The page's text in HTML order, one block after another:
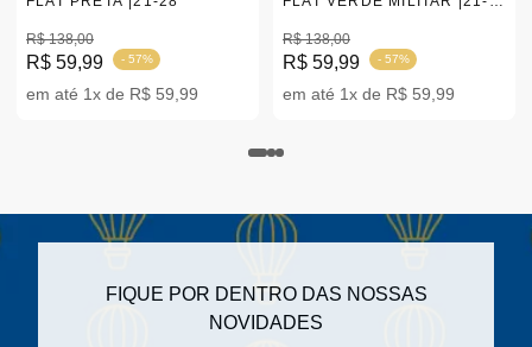
R$ 138,00
R$ 59,99 - 57%
em até 1x de R$ 59,99
R$ 138,00
R$ 59,99 - 57%
em até 1x de R$ 59,99
FIQUE POR DENTRO DAS NOSSAS
NOVIDADES